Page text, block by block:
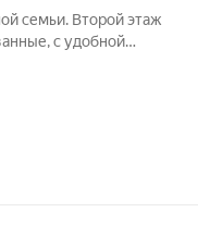
семьи. Второй этаж
с удобной